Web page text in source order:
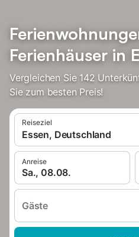
Ferienhäuser in
Vergleichen Sie 142
Sie zum besten Preis!
Reiseziel
Essen, Deutschland
Anreise
Sa., 08.08.
Gäste